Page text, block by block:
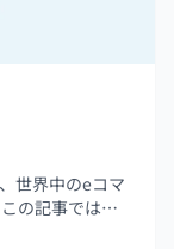
世界中のeコマ
の記事では、